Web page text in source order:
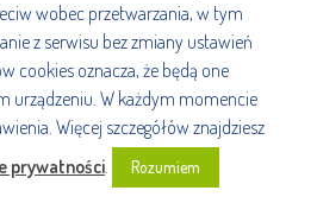
wobec przetwarzania, w tym
z serwisu bez zmiany ustawień
cookies oznacza, że będą one
urządzeniu. W każdym momencie
Więcej szczegółów znajdziesz
prywatności. Rozumiem